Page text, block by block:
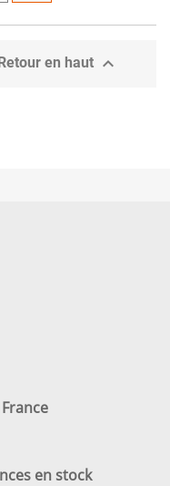
Retour en haut 
en stock